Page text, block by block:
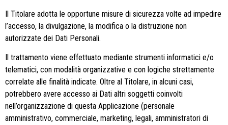
Il Titolare adotta le opportune misure di sicurezza volte ad impedire
l’accesso, la divulgazione, la modifica o la distruzione non
autorizzate dei Dati Personali.
Il trattamento viene effettuato mediante strumenti informatici e/o
telematici, con modalità organizzative e con logiche strettamente
correlate alle finalità indicate. Oltre al Titolare, in alcuni casi,
potrebbero avere accesso ai Dati altri soggetti coinvolti
nell’organizzazione di questa Applicazione (personale
amministrativo, commerciale, marketing, legali, amministratori di